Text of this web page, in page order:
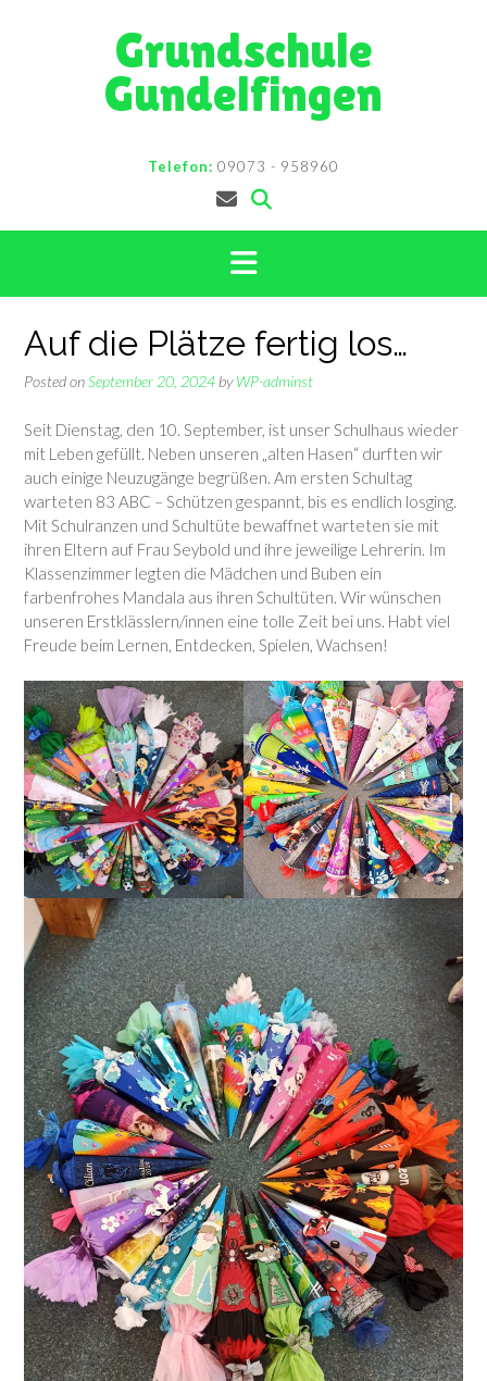
Grundschule
Gundelfingen
Telefon: 09073 - 958960
Auf die Plätze fertig los…
Posted onSeptember 20, 2024 byWP-adminst
Seit Dienstag, den 10. September, ist unser Schulhaus wieder
mit Leben gefüllt. Neben unseren „alten Hasen“ durften wir
auch einige Neuzugänge begrüßen. Am ersten Schultag
warteten 83 ABC – Schützen gespannt, bis es endlich losging.
Mit Schulranzen und Schultüte bewaffnet warteten sie mit
ihren Eltern auf Frau Seybold und ihre jeweilige Lehrerin. Im
Klassenzimmer legten die Mädchen und Buben ein
farbenfrohes Mandala aus ihren Schultüten. Wir wünschen
unseren Erstklässlern/innen eine tolle Zeit bei uns. Habt viel
Freude beim Lernen, Entdecken, Spielen, Wachsen!